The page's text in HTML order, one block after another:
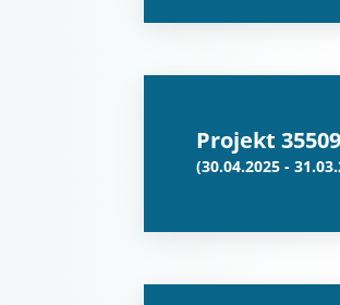
Projekt
(30.04.2025 -